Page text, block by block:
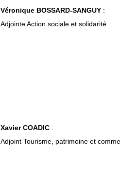
Véronique BOSSARD-SANGUY :
Adjointe Action sociale et solidarité
Xavier COADIC :
Adjoint Tourisme, patrimoine et